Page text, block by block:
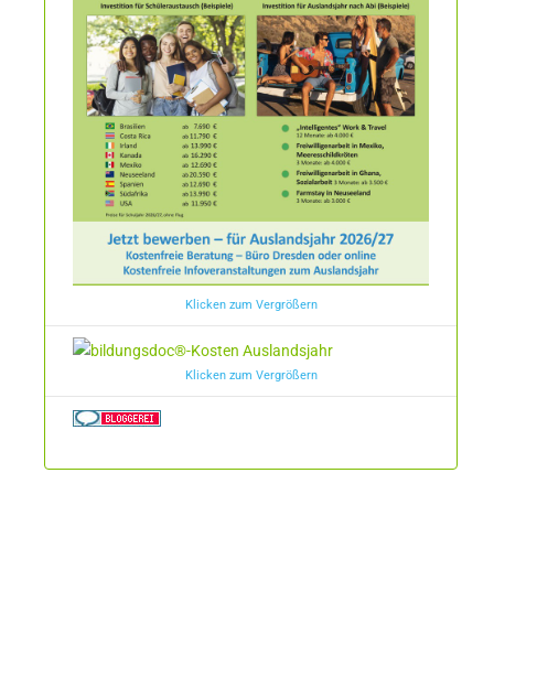
Klicken zum Vergrößern
Klicken zum Vergrößern